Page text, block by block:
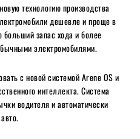
технологию производства
дешевле и проще в
запас хода и более
электромобилями.
с новой системой Arene OS и
интеллекта. Система
водителя и автоматически